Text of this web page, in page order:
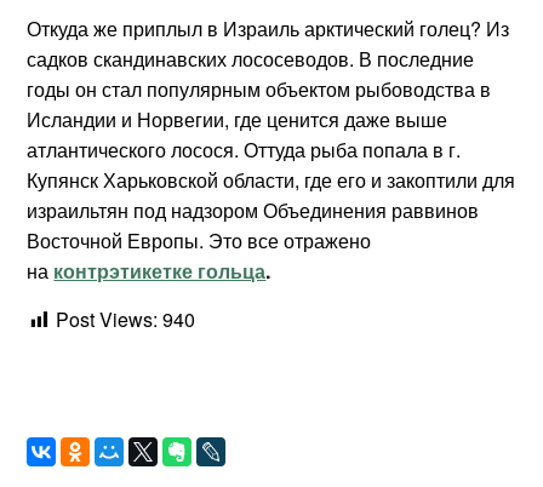
Откуда же приплыл в Израиль арктический голец? Из
садков скандинавских лососеводов. В последние
годы он стал популярным объектом рыбоводства в
Исландии и Норвегии, где ценится даже выше
атлантического лосося. Оттуда рыба попала в г.
Купянск Харьковской области, где его и закоптили для
израильтян под надзором Объединения раввинов
Восточной Европы. Это все отражено
на контрэтикетке гольца.
Post Views: 940